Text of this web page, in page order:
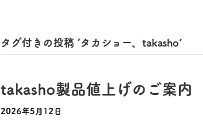
タグ付きの投稿 ‘タカショー、takasho’
takasho製品値上げのご案内
2026年5月12日